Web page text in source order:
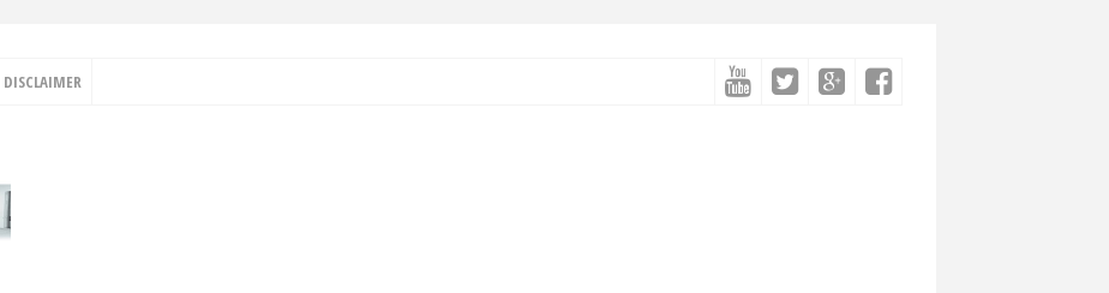
DISCLAIMER